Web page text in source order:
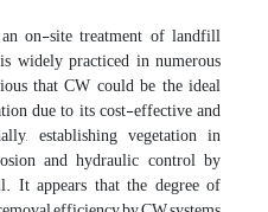
on-site treatment of landfill
widely practiced in numerous
that CW could be the ideal
due to its cost-effective and
establishing vegetation in
and hydraulic control by
It appears that the degree of